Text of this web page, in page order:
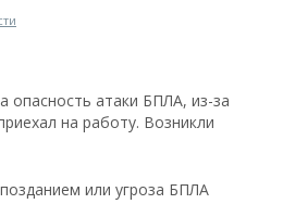
опасность атаки БПЛА, из-за
на работу. Возникли
или угроза БПЛА